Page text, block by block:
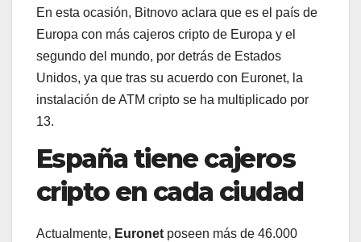
En esta ocasión, Bitnovo aclara que es el país de
Europa con más cajeros cripto de Europa y el
segundo del mundo, por detrás de Estados
Unidos, ya que tras su acuerdo con Euronet, la
instalación de ATM cripto se ha multiplicado por
13.
España tiene cajeros
cripto en cada ciudad
Actualmente, Euronet poseen más de 46.000